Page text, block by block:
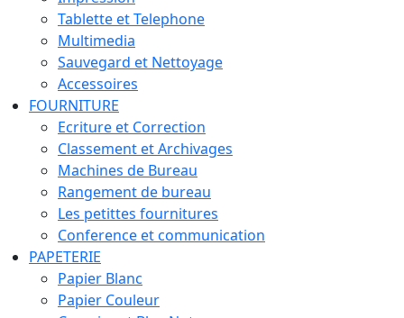
Tablette et Telephone
Multimedia
Sauvegard et Nettoyage
Accessoires
FOURNITURE
Ecriture et Correction
Classement et Archivages
Machines de Bureau
Rangement de bureau
Les petittes fournitures
Conference et communication
PAPETERIE
Papier Blanc
Papier Couleur